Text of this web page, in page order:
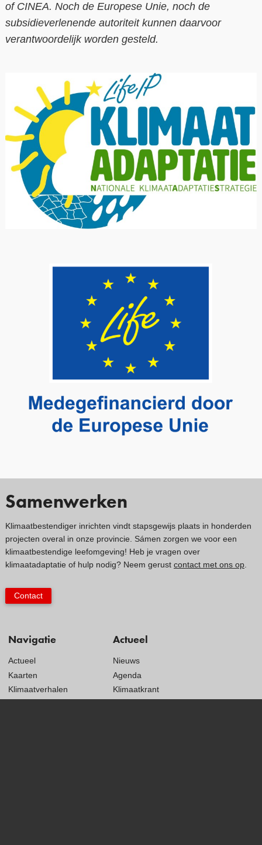
of CINEA. Noch de Europese Unie, noch de
subsidieverlenende autoriteit kunnen daarvoor
verantwoordelijk worden gesteld.
Navigatie
Actueel
Kaarten
Klimaatverhalen
Actueel
Nieuws
Agenda
Klimaatkrant
Samenwerken
Klimaatbestendiger inrichten vindt stapsgewijs plaats in honderden
projecten overal in onze provincie. Sámen zorgen we voor een
klimaatbestendige leefomgeving! Heb je vragen over
klimaatadaptatie of hulp nodig? Neem gerust contact met ons op.
Contact